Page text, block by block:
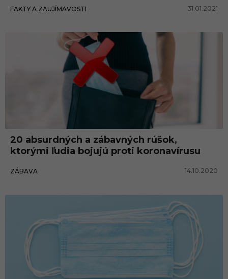
FAKTY A ZAUJÍMAVOSTI 31.01.2021
20 absurdných a zábavných rúšok,
ktorými ľudia bojujú proti koronavírusu
ZÁBAVA 14.10.2020